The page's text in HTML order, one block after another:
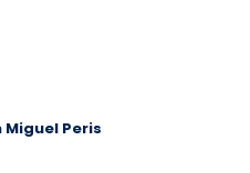
Miguel Peris